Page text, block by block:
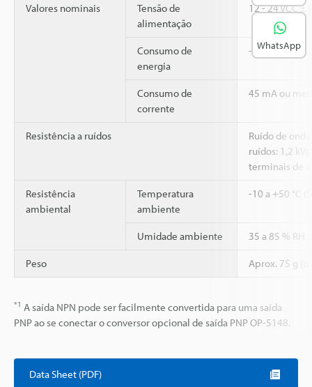
Valores nominais
Tensão de
alimentação
12 - 24 VCC
Consumo de
energia
-
Consumo de
corrente
45 mA ou
Resistência a ruídos
Ruído de
ruídos: 1,2
terminais de
Resistência
ambiental
Temperatura
ambiente
-10 a +50 °C
Umidade ambiente 35 a 85 % RH
Peso Aprox. 75 g
*1 A saída NPN pode ser facilmente convertida para uma saída
PNP ao se conectar o conversor opcional de saída PNP OP-5148.
Data Sheet (PDF)
WhatsApp